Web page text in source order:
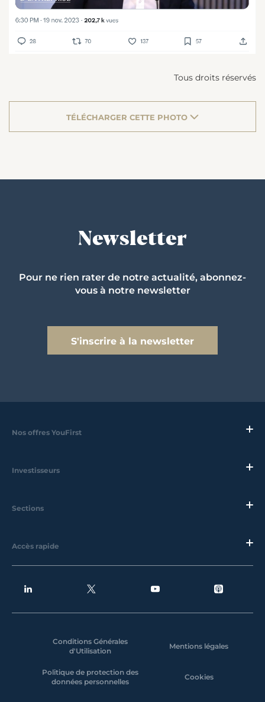
Tous droits réservés
TÉLÉCHARGER CETTE PHOTO
Newsletter
Pour ne rien rater de notre actualité, abonnez-
vous à notre newsletter
S'inscrire à la newsletter
Nos offres YouFirst
Investisseurs
Sections
Accès rapide
Conditions Générales
d'Utilisation
Mentions légales
Politique de protection des
données personnelles
Cookies